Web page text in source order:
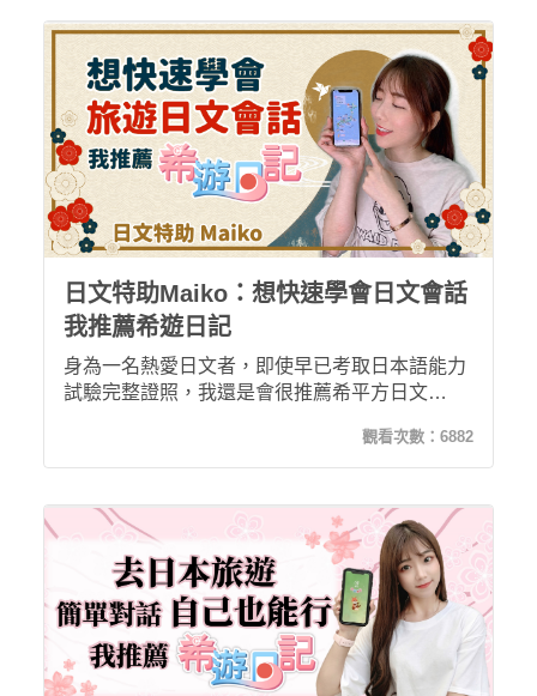
日文特助Maiko：想快速學會日文會話
我推薦希遊日記
身為一名熱愛日文者，即使早已考取日本語能力
試驗完整證照，我還是會很推薦希平方日文
文會話的人；或是暫時沒有出國打算，卻又想一
覽日本風情，這樣熱愛日文化的朋友喔！
觀看次數： 6882